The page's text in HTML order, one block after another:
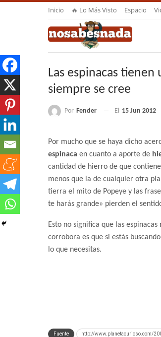
Inicio 🔥 Lo Más Visto Espacio
Las espinacas
siempre se cree
Por Fender El 15 Jun 2012
Por mucho que se haya dicho
espinaca en cuanto a aporte de
cantidad de hierro de que
menos que la de cualquier otra
tierra el mito de Popeye y las
te harás grande» pierden el
Esto no significa que las
corrobora es que si estás
lo que necesitas.
Fuente http://www.planetacurioso.com/